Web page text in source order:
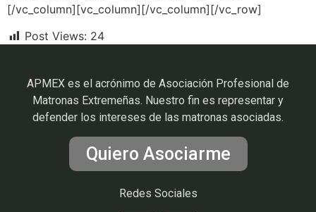
[/vc_column][vc_column][/vc_column][/vc_row]
Post Views: 24
APMEX es el acrónimo de Asociación Profesional de
Matronas Extremeñas. Nuestro fin es representar y
defender los intereses de las matronas asociadas.
Quiero Asociarme
Redes Sociales